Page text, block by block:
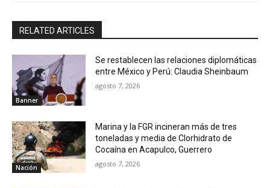
RELATED ARTICLES
Banner
Se restablecen las relaciones diplomáticas
entre México y Perú: Claudia Sheinbaum
agosto 7, 2026
Nación
Marina y la FGR incineran más de tres
toneladas y media de Clorhidrato de
Cocaína en Acapulco, Guerrero
agosto 7, 2026